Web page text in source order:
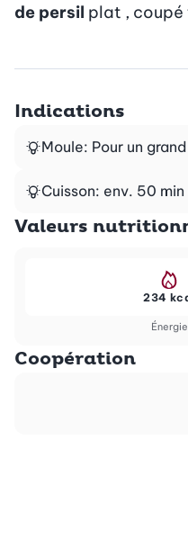
de persil plat , coupé
Indications
Moule: Pour un
Cuisson: env. 50
Valeurs
Énergie
234
Coopération